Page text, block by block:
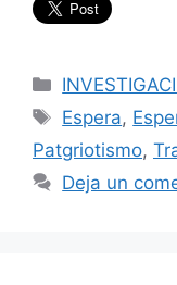
Categorías
Etiquetas
Espera,
Patgriotismo,
Deja un